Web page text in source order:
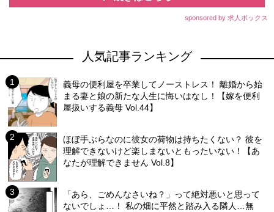
sponsored by 求人ボックス
人気記事ランキング
義母の便利屋を卒業してノーストレス！ 離婚から始
まる妻と娘の新たな人生に悔いはなし！【嫁を便利
屋扱いする義母 Vol.44】
ほぼ手ぶらなのに彼女の荷物は持ちたくない？ 彼を
理解できないけど楽しまないともったいない！【あ
なたが理解できません Vol.8】
「あら、ごめんなさいね？」って絶対悪いと思って
ないでしょ…！ 私の畑に平然と踏み入る隣人…無